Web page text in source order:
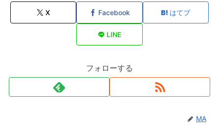
X Facebook はてブ
LINE
フォローする
MA